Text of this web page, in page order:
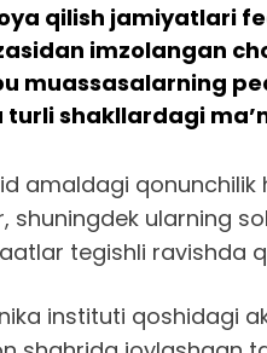
qilish jamiyatlari
imzolangan
muassasalarning
shakllardagi
amaldagi
ularning
tegishli ravishda
instituti qoshidagi